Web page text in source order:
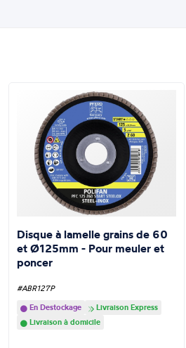
Disque à lamelle grains de 60
et Ø125mm - Pour meuler et
poncer
#ABR127P
En Destockage
Livraison Express
Livraison à domicile